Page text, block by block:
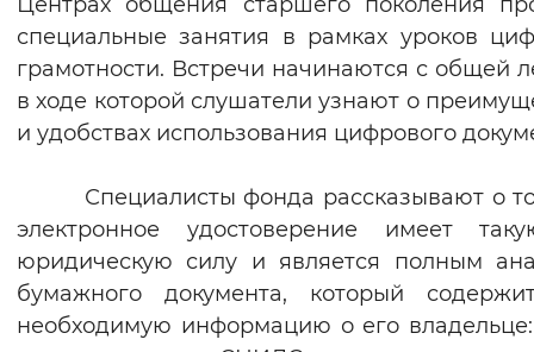
специальные занятия в рамках уроков
грамотности. Встречи начинаются с общей
в ходе которой слушатели узнают о
и удобствах использования цифрового
Специалисты фонда рассказывают о
электронное удостоверение имеет
юридическую силу и является полным
бумажного документа, который
необходимую информацию о его